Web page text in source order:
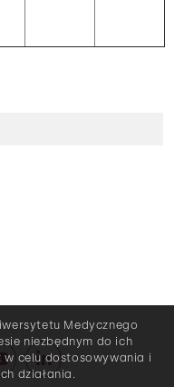
Medycznego
niezbędnym do ich
w celu dostosowywania i
działania.